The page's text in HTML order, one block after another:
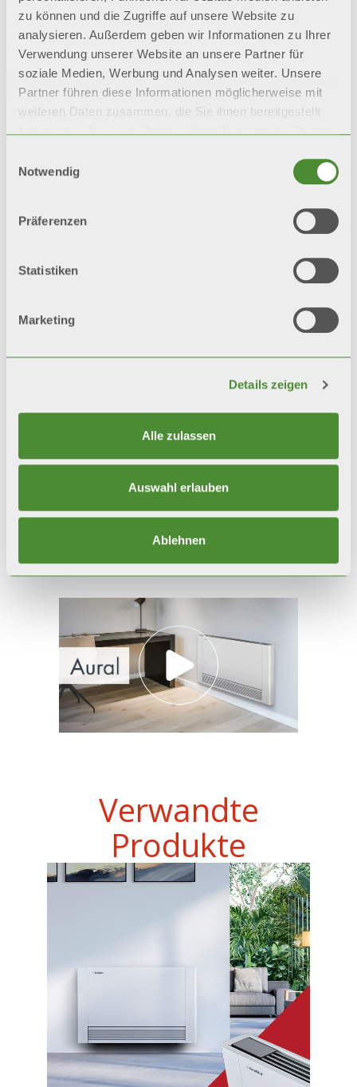
zu können und die Zugriffe auf unsere Website zu
analysieren. Außerdem geben wir Informationen zu Ihrer
Verwendung unserer Website an unsere Partner für
soziale Medien, Werbung und Analysen weiter. Unsere
Partner führen diese Informationen möglicherweise mit
weiteren Daten zusammen, die Sie ihnen bereitgestellt
Notwendig
Präferenzen
Statistiken
Marketing
Details zeigen
Alle zulassen
Auswahl erlauben
Ablehnen
oder linken Anschlüssen erhältlich
Standard-Kondensatwanne
Konfigurationsoptionen
Video
Verwandte
Produkte